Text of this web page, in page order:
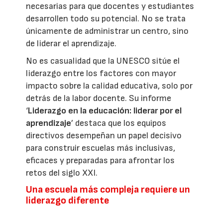
necesarias para que docentes y estudiantes
desarrollen todo su potencial. No se trata
únicamente de administrar un centro, sino
de liderar el aprendizaje.
No es casualidad que la UNESCO sitúe el
liderazgo entre los factores con mayor
impacto sobre la calidad educativa, solo por
detrás de la labor docente. Su informe
‘Liderazgo en la educación: liderar por el
aprendizaje’ destaca que los equipos
directivos desempeñan un papel decisivo
para construir escuelas más inclusivas,
eficaces y preparadas para afrontar los
retos del siglo XXI.
Una escuela más compleja requiere un
liderazgo diferente